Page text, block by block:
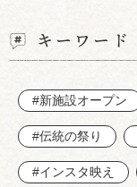
キーワード
#新施設オープン
#伝統の祭り
#インスタ映え